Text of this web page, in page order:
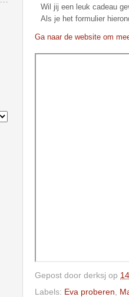
Wil jij een leuk cadeau
Als je het formulier
Ga naar de website om
Gepost door derksj op
Labels: Eva proberen